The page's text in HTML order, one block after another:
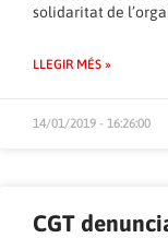
solidaritat de
LLEGIR MÉS »
14/01/2019 - 16:26:00
CGT